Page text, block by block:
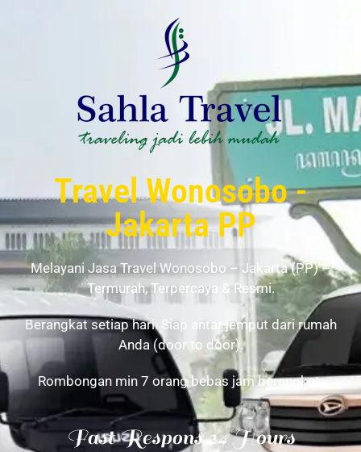
Travel Wonosobo -
Jakarta PP
Melayani Jasa Travel Wonosobo – Jakarta (PP) –
Termurah, Terpercaya & Resmi.
Berangkat setiap hari. Siap antar jemput dari rumah
Anda (door to door).
Rombongan min 7 orang bebas jam berangkat.
Fast Respons 24 Hours